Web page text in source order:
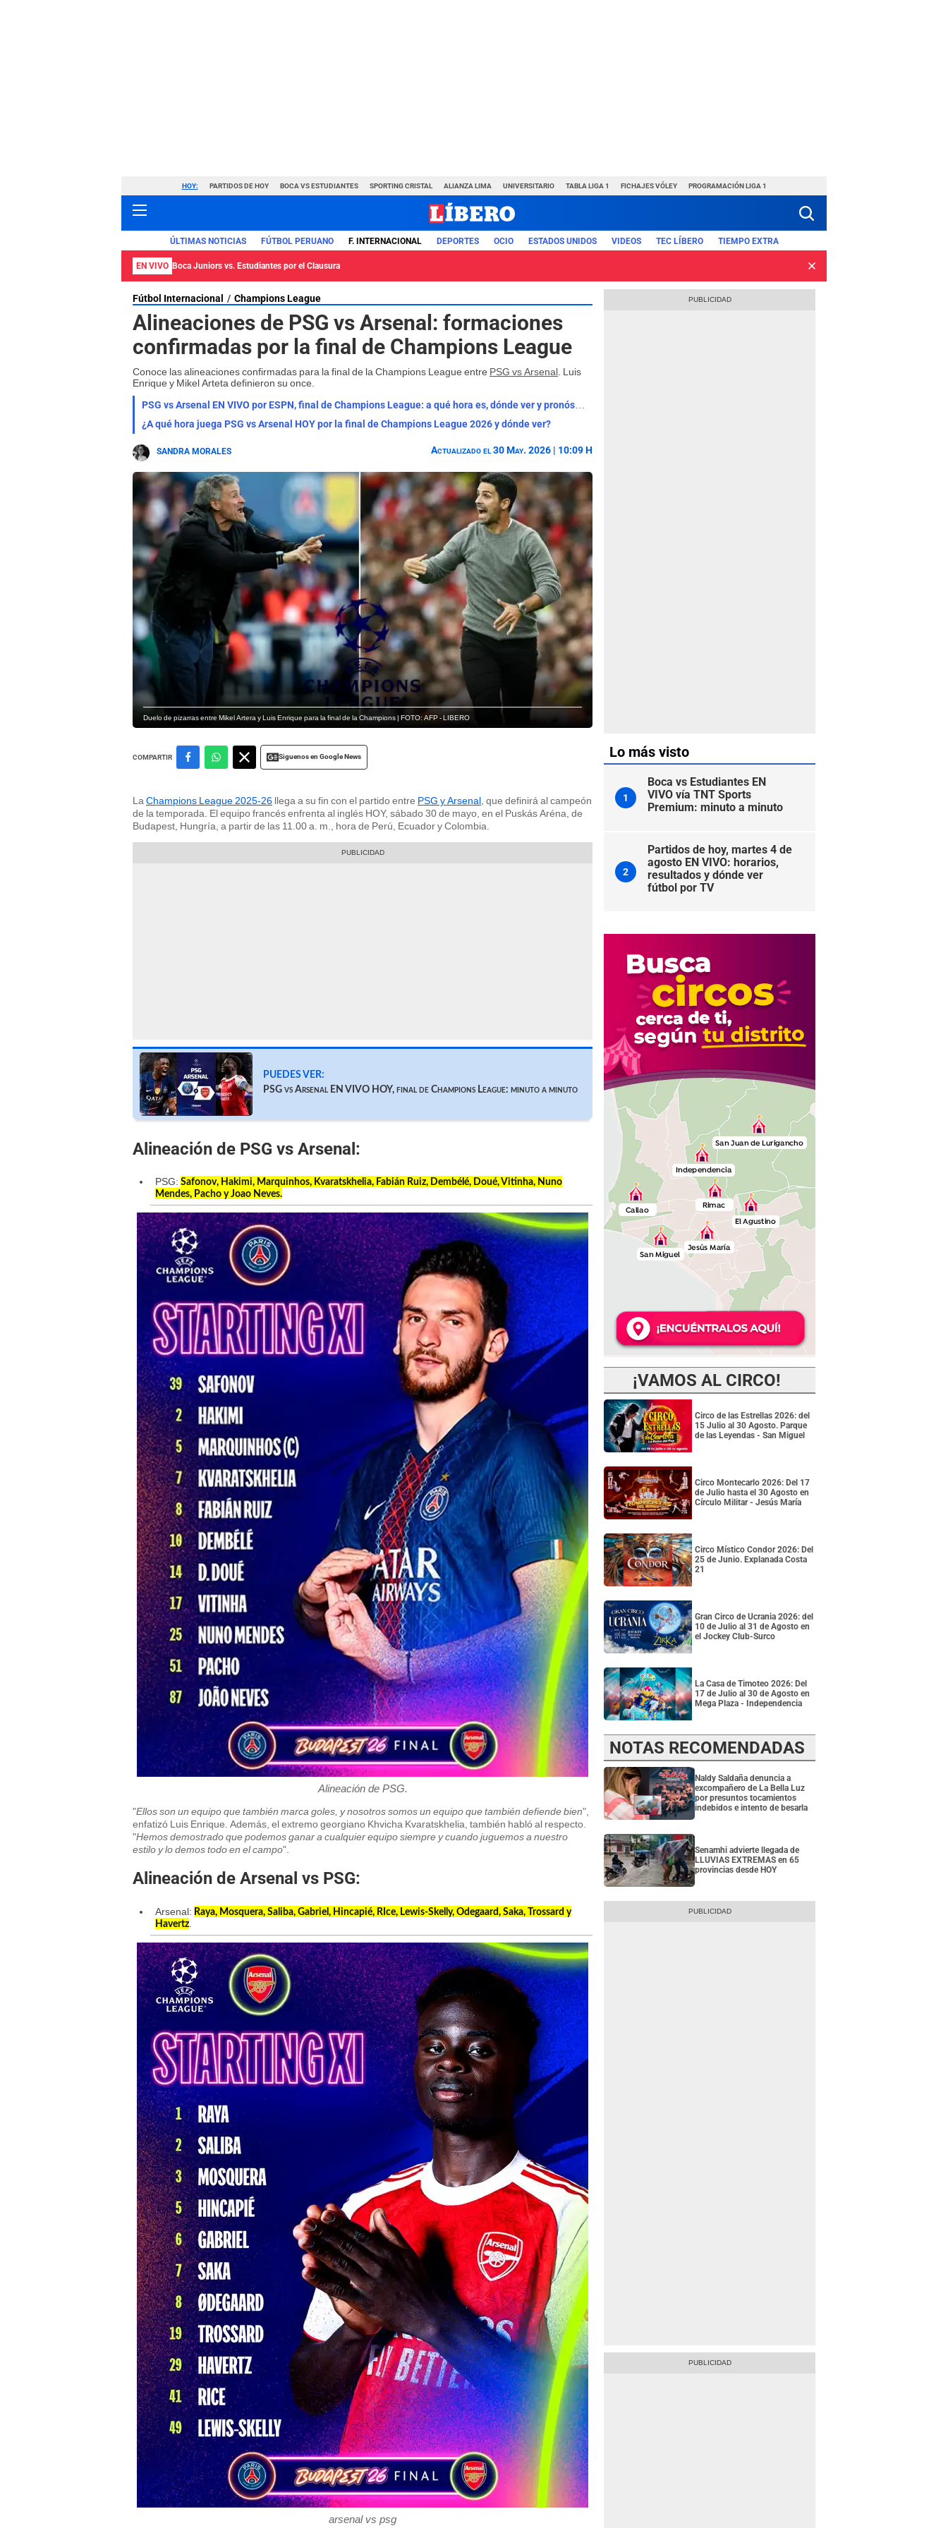
HOY: PARTIDOS DE HOY BOCA VS ESTUDIANTES SPORTING CRISTAL ALIANZA LIMA UNIVERSITARIO TABLA LIGA 1 FICHAJES VÓLEY PROGRAMACIÓN LIGA 1
ÚLTIMAS NOTICIAS FÚTBOL PERUANO F. INTERNACIONAL DEPORTES OCIO ESTADOS UNIDOS VIDEOS TEC LÍBERO TIEMPO EXTRA
EN VIVO Boca Juniors vs. Estudiantes por el Clausura
Fútbol Internacional Champions League
Alineaciones de PSG vs Arsenal: formaciones
confirmadas por la final de Champions League
Conoce las alineaciones confirmadas para la final de la Champions League entre PSG vs Arsenal . Luis
Enrique y Mikel Arteta definieron su once.
PSG vs Arsenal EN VIVO por ESPN, final de Champions League: a qué hora es, dónde ver y pronóstico
¿A qué hora juega PSG vs Arsenal HOY por la final de Champions League 2026 y dónde ver?
SANDRA MORALES Actualizado el 30 May. 2026 | 10:09 H
Duelo de pizarras entre Mikel Artera y Luis Enrique para la final de la Champions | FOTO: AFP - LIBERO
COMPARTIR Siguenos en Google News
La Champions League 2025-26 llega a su fin con el partido entre PSG y Arsenal , que definirá al campeón
de la temporada. El equipo francés enfrenta al inglés HOY, sábado 30 de mayo, en el Puskás Aréna, de
Budapest, Hungría, a partir de las 11.00 a. m., hora de Perú, Ecuador y Colombia.
PUEDES VER:
PSG vs Arsenal EN VIVO HOY, final de Champions League: minuto a minuto
Alineación de PSG vs Arsenal:
PSG: Safonov, Hakimi, Marquinhos, Kvaratskhelia, Fabián Ruiz, Dembélé, Doué, Vitinha, Nuno
Mendes, Pacho y Joao Neves.
Alineación de PSG.
"Ellos son un equipo que también marca goles, y nosotros somos un equipo que también defiende bien",
enfatizó Luis Enrique. Además, el extremo georgiano Khvicha Kvaratskhelia, también habló al respecto.
"Hemos demostrado que podemos ganar a cualquier equipo siempre y cuando juguemos a nuestro
estilo y lo demos todo en el campo".
Alineación de Arsenal vs PSG:
Arsenal: Raya, Mosquera, Saliba, Gabriel, Hincapié, RIce, Lewis-Skelly, Odegaard, Saka, Trossard y
Havertz.
arsenal vs psg
Lo más visto
1
Boca vs Estudiantes EN
VIVO vía TNT Sports
Premium: minuto a minuto
2
Partidos de hoy, martes 4 de
agosto EN VIVO: horarios,
resultados y dónde ver
fútbol por TV
¡VAMOS AL CIRCO!
Circo de las Estrellas 2026: del
15 Julio al 30 Agosto. Parque
de las Leyendas - San Miguel
Circo Montecarlo 2026: Del 17
de Julio hasta el 30 Agosto en
Círculo Militar - Jesús María
Circo Místico Condor 2026: Del
25 de Junio. Explanada Costa
21
Gran Circo de Ucrania 2026: del
10 de Julio al 31 de Agosto en
el Jockey Club-Surco
La Casa de Timoteo 2026: Del
17 de Julio al 30 de Agosto en
Mega Plaza - Independencia
NOTAS RECOMENDADAS
Naldy Saldaña denuncia a
excompañero de La Bella Luz
por presuntos tocamientos
indebidos e intento de besarla
Senamhi advierte llegada de
LLUVIAS EXTREMAS en 65
provincias desde HOY